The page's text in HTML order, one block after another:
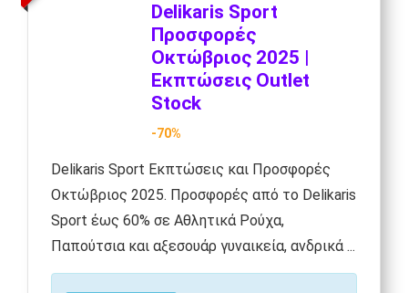
Delikaris Sport
Προσφορές
Οκτώβριος 2025 |
Εκπτώσεις Outlet
Stock
-70%
Delikaris Sport Εκπτώσεις και Προσφορές
Οκτώβριος 2025. Προσφορές από το Delikaris
Sport έως 60% σε Αθλητικά Ρούχα,
Παπούτσια και αξεσουάρ γυναικεία, ανδρικά ...